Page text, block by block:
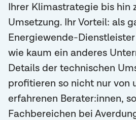
Ihrer Klimastrategie bis hin
Umsetzung. Ihr Vorteil: als
Energiewende-
wie kaum ein anderes
Details der technischen
profitieren so nicht nur von
erfahrenen Berater:innen,
Fachbereichen bei